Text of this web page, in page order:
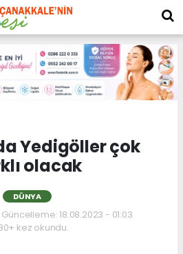
Yedigöller çok
olacak
DÜNYA
Güncelleme: 18.08.2023 - 01:03
kez okundu.